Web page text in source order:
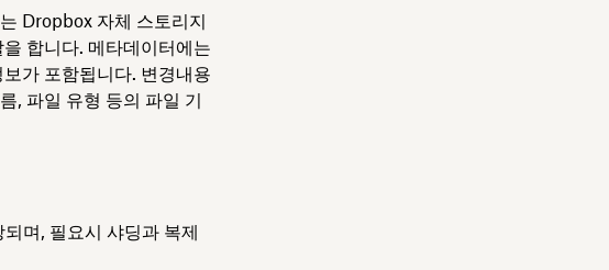
Dropbox 자체 스토리지
합니다. 메타데이터에는
가 포함됩니다. 변경내용
, 파일 유형 등의 파일 기
며, 필요시 샤딩과 복제